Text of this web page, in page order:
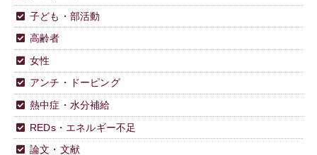
子ども・部活動
高齢者
女性
アンチ・ドーピング
熱中症・水分補給
REDs・エネルギー不足
論文・文献